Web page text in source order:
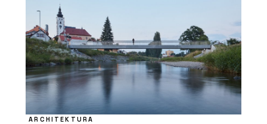
ARCHITEKTURA